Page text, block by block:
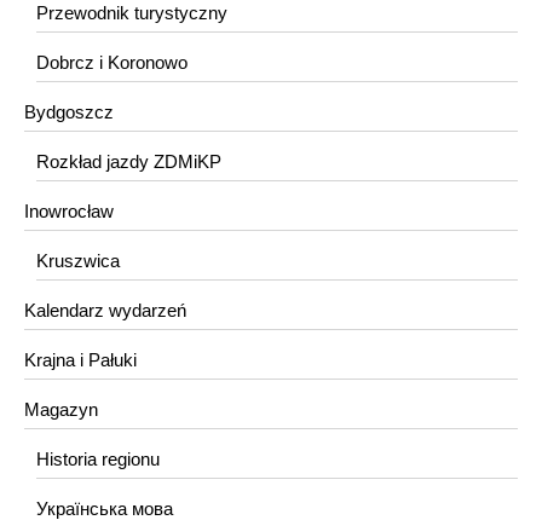
Przewodnik turystyczny
Dobrcz i Koronowo
Bydgoszcz
Rozkład jazdy ZDMiKP
Inowrocław
Kruszwica
Kalendarz wydarzeń
Krajna i Pałuki
Magazyn
Historia regionu
Українська мова